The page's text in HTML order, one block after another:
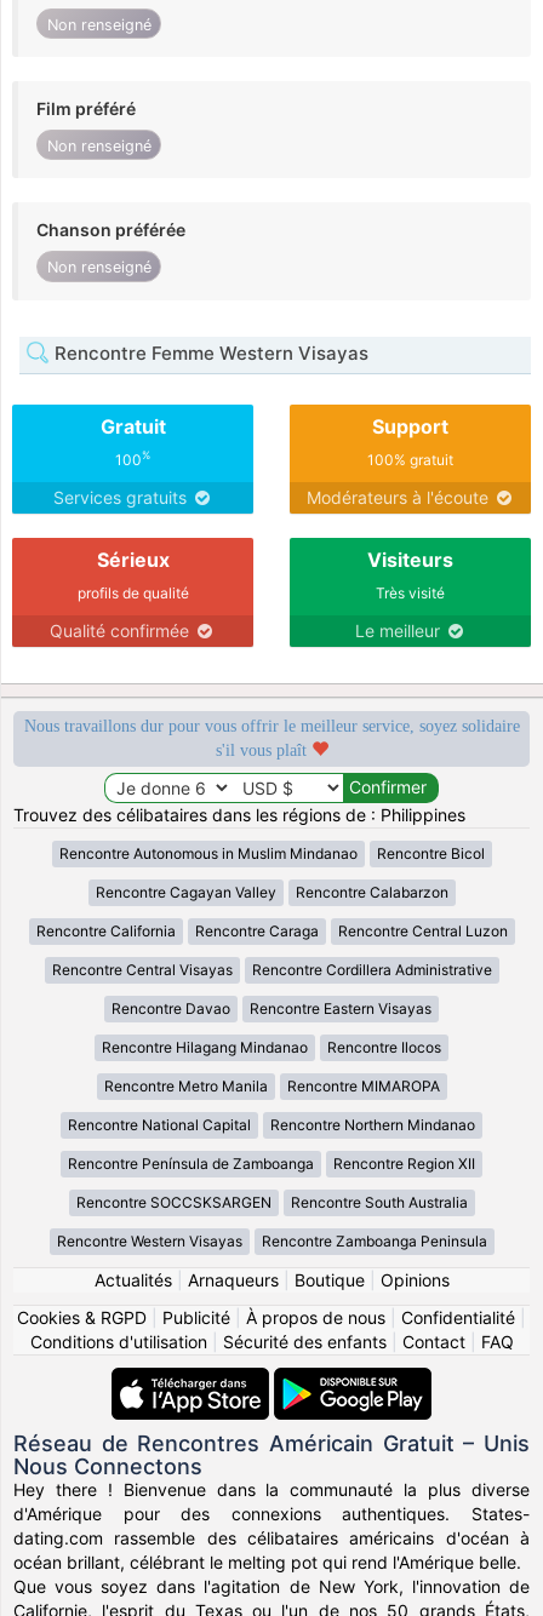
Non renseigné
Film préféré
Non renseigné
Chanson préférée
Non renseigné
Rencontre Femme Western Visayas
Gratuit
100%
Services gratuits
Support
100% gratuit
Modérateurs à l'écoute
Sérieux
profils de qualité
Qualité confirmée
Visiteurs
Très visité
Le meilleur
Nous travaillons dur pour vous offrir le meilleur service, soyez solidaire
s'il vous plaît
Trouvez des célibataires dans les régions de : Philippines
Rencontre Autonomous in Muslim Mindanao Rencontre Bicol
Rencontre Cagayan Valley Rencontre Calabarzon
Rencontre California Rencontre Caraga Rencontre Central Luzon
Rencontre Central Visayas Rencontre Cordillera Administrative
Rencontre Davao Rencontre Eastern Visayas
Rencontre Hilagang Mindanao Rencontre Ilocos
Rencontre Metro Manila Rencontre MIMAROPA
Rencontre National Capital Rencontre Northern Mindanao
Rencontre Península de Zamboanga Rencontre Region XII
Rencontre SOCCSKSARGEN Rencontre South Australia
Rencontre Western Visayas Rencontre Zamboanga Peninsula
Actualités| Arnaqueurs| Boutique| Opinions
Cookies & RGPD
Publicité À propos de nous Confidentialité
Conditions d'utilisation| Sécurité des enfants| Contact| FAQ
Réseau de Rencontres Américain Gratuit – Unis
Nous Connectons
Hey there ! Bienvenue dans la communauté la plus diverse
d'Amérique pour des connexions authentiques. States-
dating.com rassemble des célibataires américains d'océan à
océan brillant, célébrant le melting pot qui rend l'Amérique belle.
Que vous soyez dans l'agitation de New York, l'innovation de
Californie, l'esprit du Texas ou l'un de nos 50 grands États,